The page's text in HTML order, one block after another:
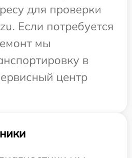
для проверки
Если потребуется
мы
в
центр